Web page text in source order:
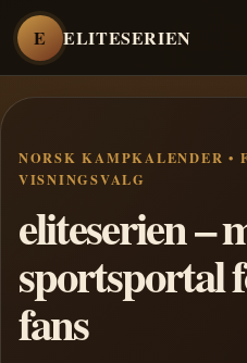
E ELITESERIEN
NORSK KAMPKALENDER •
VISNINGSVALG
eliteserien –
sportsportal
fans